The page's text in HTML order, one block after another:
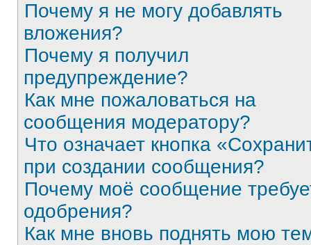
Почему я не могу добавлять
вложения?
Почему я получил
предупреждение?
Как мне пожаловаться на
сообщения модератору?
Что означает кнопка
при создании сообщения?
Почему моё сообщение
одобрения?
Как мне вновь поднять мою